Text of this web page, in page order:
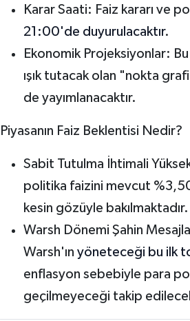
Karar Saati: Faiz kararı ve
21:00'de duyurulacaktır.
Ekonomik Projeksiyonlar:
ışık tutacak olan "nokta
de yayımlanacaktır.
Piyasanın Faiz Beklentisi Nedir?
Sabit Tutulma İhtimali
politika faizini mevcut %3,50
kesin gözüyle bakılmaktadır.
Warsh Dönemi Şahin
Warsh'ın yöneteceği bu ilk
enflasyon sebebiyle para
geçilmeyeceği takip